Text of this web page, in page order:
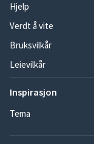
Hjelp
Verdt å vite
Bruksvilkår
Leievilkår
Inspirasjon
Tema